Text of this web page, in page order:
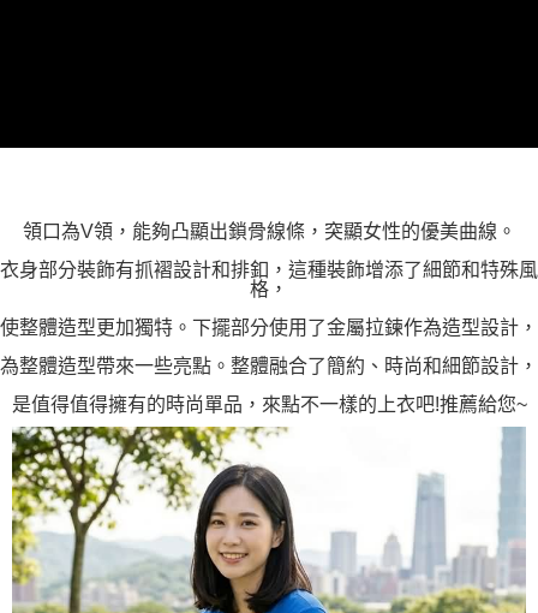
領口為V領，能夠凸顯出鎖骨線條，突顯女性的優美曲線。
衣身部分裝飾有抓褶設計和排釦，這種裝飾增添了細節和特殊風
格，
使整體造型更加獨特。下擺部分使用了金屬拉鍊作為造型設計，
為整體造型帶來一些亮點。整體融合了簡約、時尚和細節設計，
是值得值得擁有的時尚單品，來點不一樣的上衣吧!推薦給您~